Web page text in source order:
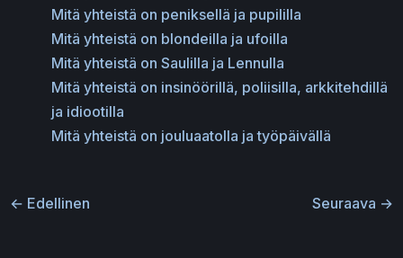
Mitä yhteistä on peniksellä ja pupililla
Mitä yhteistä on blondeilla ja ufoilla
Mitä yhteistä on Saulilla ja Lennulla
Mitä yhteistä on insinöörillä, poliisilla, arkkitehdillä
ja idiootilla
Mitä yhteistä on jouluaatolla ja työpäivällä
← Edellinen Seuraava →